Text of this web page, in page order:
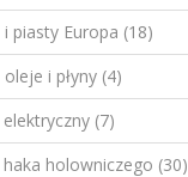
piasty Europa (18)
i płyny (4)
(7)
holowniczego (30)